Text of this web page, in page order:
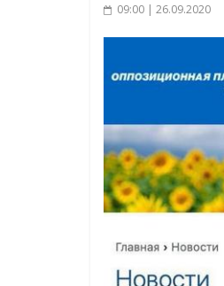
09:00 | 26.09.2020